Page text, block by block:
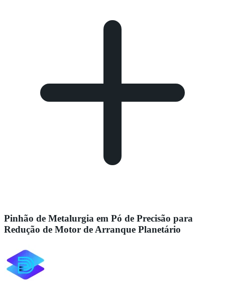
Pinhão de Metalurgia em Pó de Precisão para
Redução de Motor de Arranque Planetário